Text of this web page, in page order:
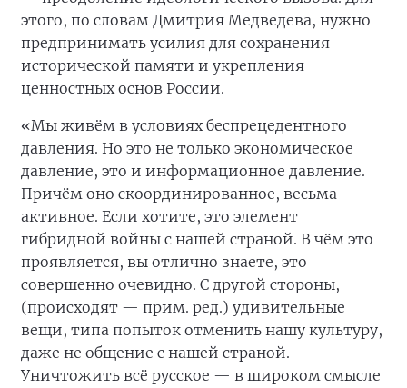
этого, по словам Дмитрия Медведева, нужно
предпринимать усилия для сохранения
исторической памяти и укрепления
ценностных основ России.
«Мы живём в условиях беспрецедентного
давления. Но это не только экономическое
давление, это и информационное давление.
Причём оно скоординированное, весьма
активное. Если хотите, это элемент
гибридной войны с нашей страной. В чём это
проявляется, вы отлично знаете, это
совершенно очевидно. С другой стороны,
(происходят — прим. ред.) удивительные
вещи, типа попыток отменить нашу культуру,
даже не общение с нашей страной.
Уничтожить всё русское — в широком смысле